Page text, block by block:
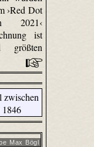
›Red Dot
2021‹
ist
größten
Max Bögl